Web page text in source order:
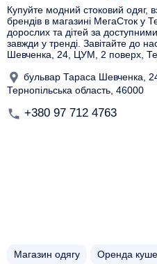
Купуйте модний стоковий одяг,
брендів в магазині МегаСток у
дорослих та дітей за
завжди у тренді. Завітайте до
Шевченка, 24, ЦУМ, 2 поверх,
бульвар Тараса Шевченка,
Тернопільська область, 46000
+380 97 712 4763
Магазин одягу Оренда